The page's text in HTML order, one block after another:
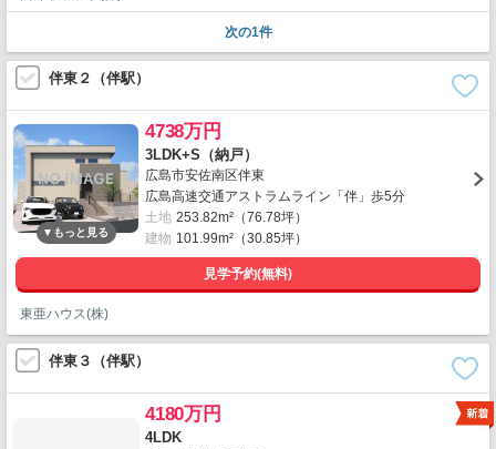
次の1件
伴東２（伴駅）
4738万円
3LDK+S（納戸）
広島市安佐南区伴東
広島高速交通アストラムライン「伴」歩5分
土地 253.82m²（76.78坪）
建物 101.99m²（30.85坪）
見学予約(無料)
東亜ハウス(株)
伴東３（伴駅）
4180万円
4LDK